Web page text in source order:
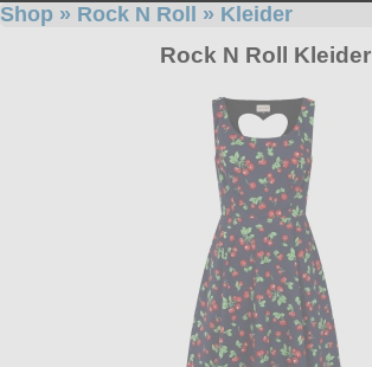
Angebote
Sonderangebote
Geschenketipps
Gratis
Kleidung/Gothic
alle Artikel
Girlblusen
Punkrock
Shop » Rock N Roll » Kleider
Rock N Roll Kleider